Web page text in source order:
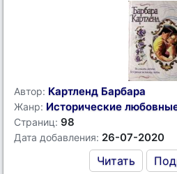
Автор: Картленд Барбара
Жанр: Исторические
Страниц: 98
Дата добавления: 26-07-2020
Читать